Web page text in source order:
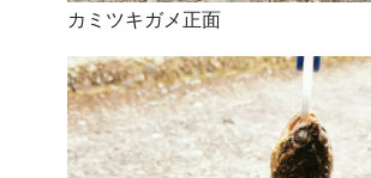
カミツキガメ正面